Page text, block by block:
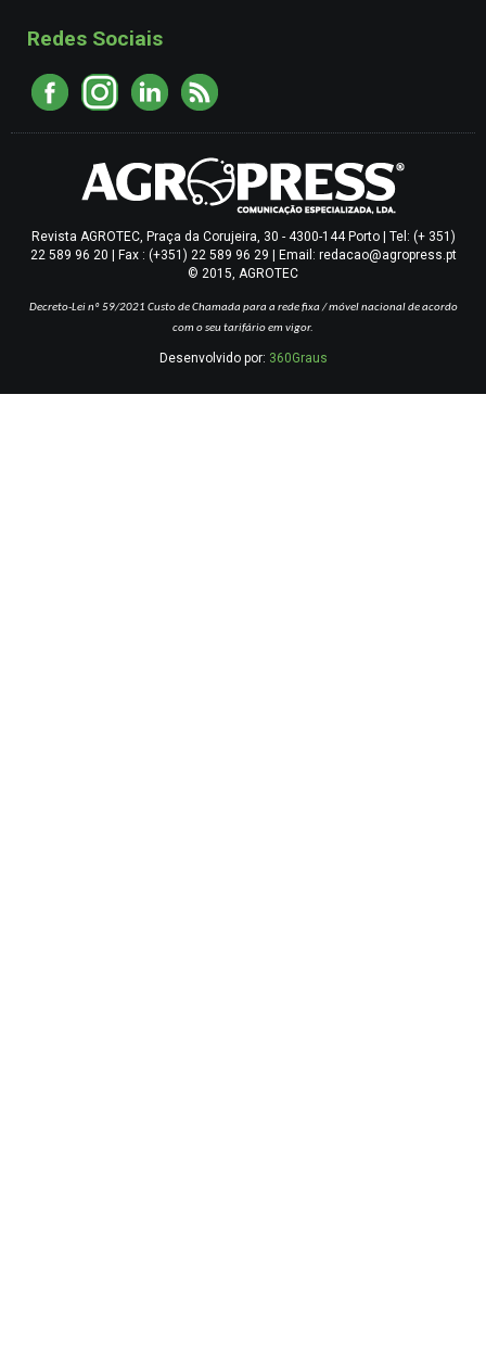
Redes Sociais
Revista AGROTEC, Praça da Corujeira, 30 - 4300-144 Porto | Tel: (+ 351)
22 589 96 20 | Fax : (+351) 22 589 96 29 | Email: redacao@agropress.pt
© 2015, AGROTEC
Decreto-Lei nº 59/2021 Custo de Chamada para a rede fixa / móvel nacional de acordo
com o seu tarifário em vigor.
Desenvolvido por: 360Graus